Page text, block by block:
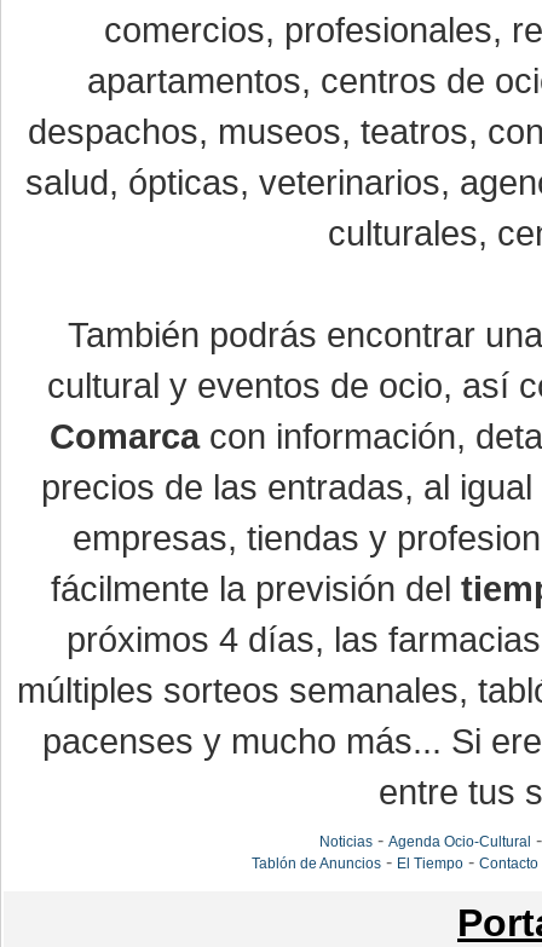
comercios, profesionales,
apartamentos, centros de
despachos, museos, teatros,
salud, ópticas, veterinarios,
culturales,
También podrás encontrar
cultural y eventos de ocio, así
Comarcacon información,
precios de las entradas, al
empresas, tiendas y
fácilmente la previsión del
próximos 4 días, las
múltiples sorteos semanales,
pacenses y mucho más... Si
entre tus
Noticias- Agenda Ocio-Cultural
Tablón de Anuncios- El Tiempo- Contacto